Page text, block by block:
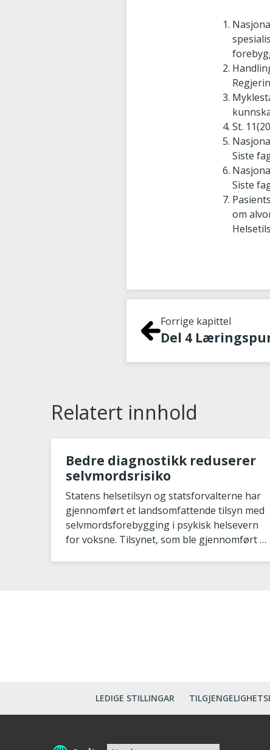
St.
Siste
Siste
om
Forrige kapittel
Relatert innhold
Bedre diagnostikk reduserer
selvmordsrisiko
Statens helsetilsyn og statsforvalterne har
gjennomført et landsomfattende tilsyn med
selvmordsforebygging i psykisk helsevern
for voksne. Tilsynet, som ble gjennomført i
LEDIGE STILLINGAR